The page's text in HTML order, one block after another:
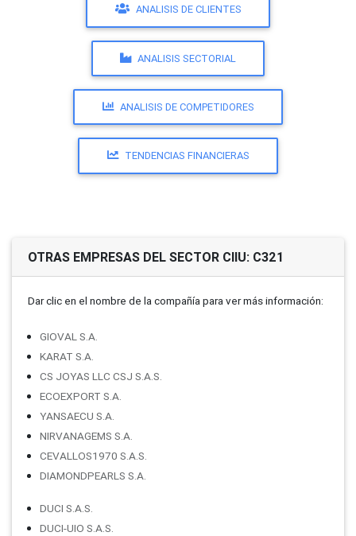
ANALISIS DE CLIENTES
ANALISIS SECTORIAL
ANALISIS DE COMPETIDORES
TENDENCIAS FINANCIERAS
OTRAS EMPRESAS DEL SECTOR CIIU: C321
Dar clic en el nombre de la compañí­a para ver más información:
GIOVAL S.A.
KARAT S.A.
CS JOYAS LLC CSJ S.A.S.
ECOEXPORT S.A.
YANSAECU S.A.
NIRVANAGEMS S.A.
CEVALLOS1970 S.A.S.
DIAMONDPEARLS S.A.
DUCI S.A.S.
DUCI-UIO S.A.S.